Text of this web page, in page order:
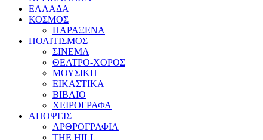
ΕΛΛΑΔΑ
ΚΟΣΜΟΣ
ΠΑΡΑΞΕΝΑ
ΠΟΛΙΤΙΣΜΟΣ
ΣΙΝΕΜΑ
ΘΕΑΤΡΟ-ΧΟΡΟΣ
ΜΟΥΣΙΚΗ
ΕΙΚΑΣΤΙΚΑ
ΒΙΒΛΙΟ
ΧΕΙΡΟΓΡΑΦΑ
ΑΠΟΨΕΙΣ
ΑΡΘΡΟΓΡΑΦΙΑ
THE HILL